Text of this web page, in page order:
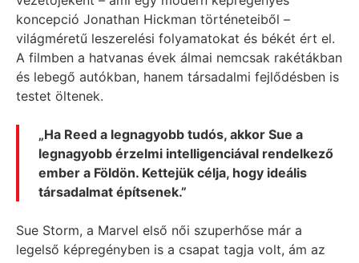
koncepció Jonathan Hickman történeteiből –
világméretű leszerelési folyamatokat és békét ért el.
A filmben a hatvanas évek álmai nemcsak rakétákban
és lebegő autókban, hanem társadalmi fejlődésben is
testet öltenek.
„Ha Reed a legnagyobb tudós, akkor Sue a
legnagyobb érzelmi intelligenciával rendelkező
ember a Földön. Kettejük célja, hogy ideális
társadalmat építsenek.”
Sue Storm, a Marvel első női szuperhőse már a
legelső képregényben is a csapat tagja volt, ám az